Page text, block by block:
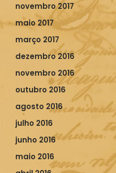
novembro 2017
maio 2017
março 2017
dezembro 2016
novembro 2016
outubro 2016
agosto 2016
julho 2016
junho 2016
maio 2016